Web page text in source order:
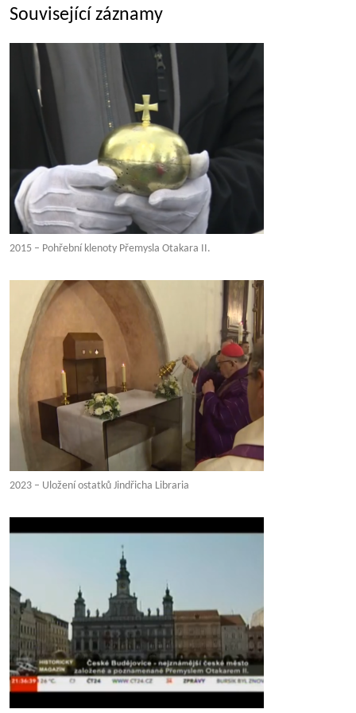
Související záznamy
2015 – Pohřební klenoty Přemysla Otakara II.
2023 – Uložení ostatků Jindřicha Libraria